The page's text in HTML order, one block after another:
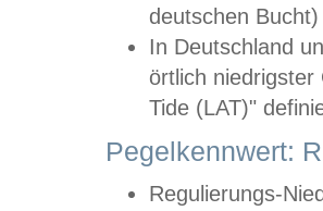
deutschen
In Deutschland
örtlich
Tide (LAT)"
Pegelkennwert:
Regulierungs-